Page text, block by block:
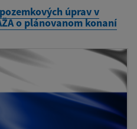
úprav v
o plánovanom konaní